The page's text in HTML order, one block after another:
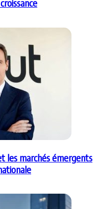
les marchés émergents